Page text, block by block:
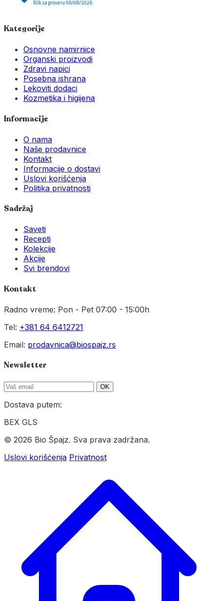
Kategorije
Osnovne namirnice
Organski proizvodi
Zdravi napici
Posebna ishrana
Lekoviti dodaci
Kozmetika i higijena
Informacije
O nama
Naše prodavnice
Kontakt
Informacije o dostavi
Uslovi korišćenja
Politika privatnosti
Sadržaj
Saveti
Recepti
Kolekcije
Akcije
Svi brendovi
Kontakt
Radno vreme: Pon - Pet 07:00 - 15:00h
Tel: +381 64 6412721
Email: prodavnica@biospajz.rs
Newsletter
OK
Dostava putem:
BEX GLS
© 2026 Bio Špajz. Sva prava zadržana.
Uslovi korišćenja Privatnost